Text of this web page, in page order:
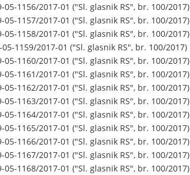
05-1156/2017-01 ("Sl. glasnik RS", br. 100/2017)
05-1157/2017-01 ("Sl. glasnik RS", br. 100/2017)
05-1158/2017-01 ("Sl. glasnik RS", br. 100/2017)
05-1159/2017-01 ("Sl. glasnik RS", br. 100/2017)
05-1160/2017-01 ("Sl. glasnik RS", br. 100/2017)
05-1161/2017-01 ("Sl. glasnik RS", br. 100/2017)
05-1162/2017-01 ("Sl. glasnik RS", br. 100/2017)
05-1163/2017-01 ("Sl. glasnik RS", br. 100/2017)
05-1164/2017-01 ("Sl. glasnik RS", br. 100/2017)
05-1165/2017-01 ("Sl. glasnik RS", br. 100/2017)
05-1166/2017-01 ("Sl. glasnik RS", br. 100/2017)
05-1167/2017-01 ("Sl. glasnik RS", br. 100/2017)
05-1168/2017-01 ("Sl. glasnik RS", br. 100/2017)